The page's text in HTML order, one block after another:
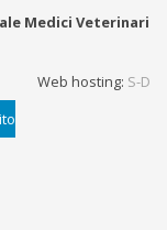
Medici Veterinari
Web hosting: S-D